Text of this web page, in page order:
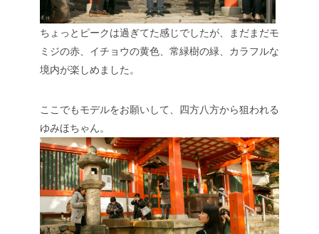
ちょっとピークは過ぎてた感じでしたが、まだまだモ
ミジの赤、イチョウの黄色、常緑樹の緑、カラフルな
境内が楽しめました。
ここでもモデルをお願いして、四方八方から狙われる
ゆみほちゃん。